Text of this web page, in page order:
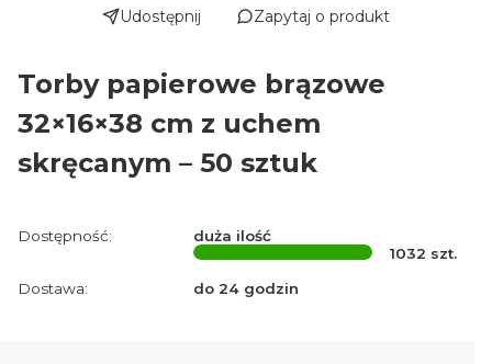
Udostępnij Zapytaj o produkt
Torby papierowe brązowe
32×16×38 cm z uchem
skręcanym – 50 sztuk
Dostępność:
duża ilość
1032 szt.
Dostawa:
do 24 godzin